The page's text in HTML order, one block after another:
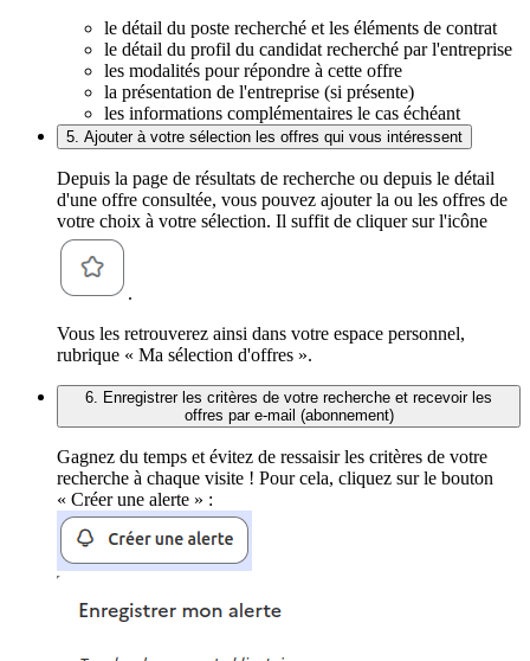
le détail du poste recherché et les éléments de contrat
le détail du profil du candidat recherché par l'entreprise
les modalités pour répondre à cette offre
la présentation de l'entreprise (si présente)
les informations complémentaires le cas échéant
5. Ajouter à votre sélection les offres qui vous intéressent
Depuis la page de résultats de recherche ou depuis le détail
d'une offre consultée, vous pouvez ajouter la ou les offres de
votre choix à votre sélection. Il suffit de cliquer sur l'icône
.
Vous les retrouverez ainsi dans votre espace personnel,
rubrique « Ma sélection d'offres ».
6. Enregistrer les critères de votre recherche et recevoir les
offres par e-mail (abonnement)
Gagnez du temps et évitez de ressaisir les critères de votre
recherche à chaque visite ! Pour cela, cliquez sur le bouton
« Créer une alerte » :